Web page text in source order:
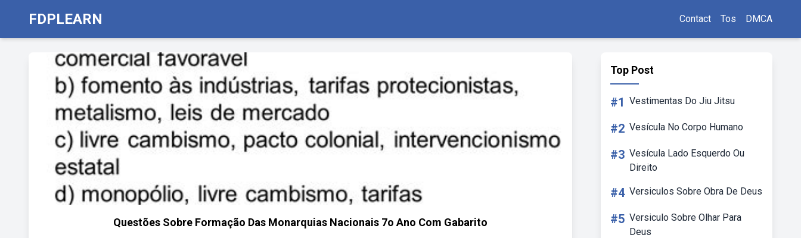
FDPLEARN Contact Tos DMCA
Questões Sobre Formação Das Monarquias Nacionais 7o Ano Com Gabarito
Top Post
#1 Vestimentas Do Jiu Jitsu
#2 Vesícula No Corpo Humano
#3 Vesícula Lado Esquerdo Ou
Direito
#4 Versiculos Sobre Obra De Deus
#5 Versiculo Sobre Olhar Para
Deus